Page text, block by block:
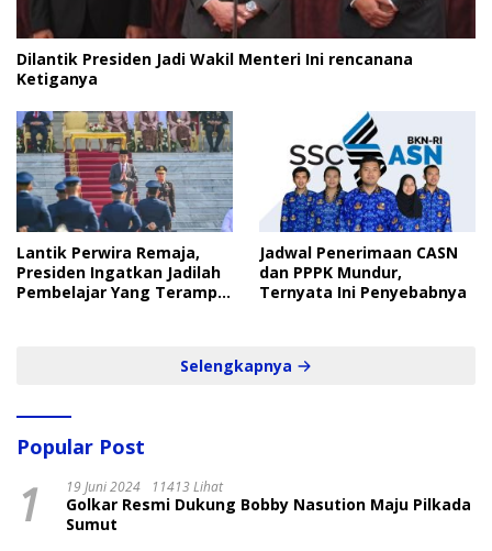
Dilantik Presiden Jadi Wakil Menteri Ini rencanana
Ketiganya
Lantik Perwira Remaja,
Presiden Ingatkan Jadilah
Pembelajar Yang Terampil
Jadwal Penerimaan CASN
dan PPPK Mundur,
Ternyata Ini Penyebabnya
Selengkapnya
Popular Post
1 19 Juni 2024 11413 Lihat
Golkar Resmi Dukung Bobby Nasution Maju Pilkada
Sumut